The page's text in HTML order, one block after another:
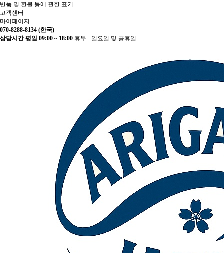
반품 및 환불 등에 관한 표기
고객센터
마이페이지
070-8288-8134 (한국)
상담시간 평일 09:00 ~ 18:00 휴무 - 일요일 및 공휴일